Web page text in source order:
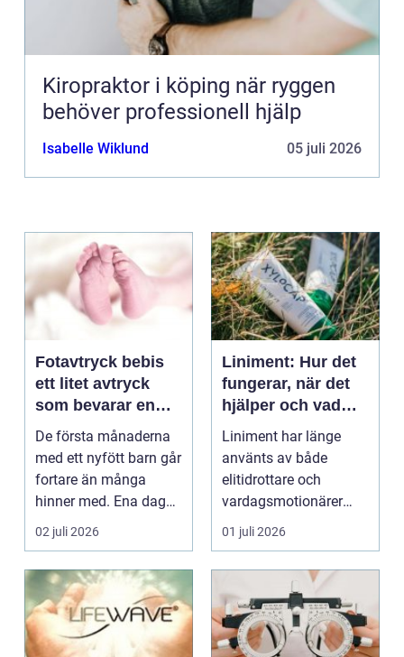
Kiropraktor i köping när ryggen
behöver professionell hjälp
Isabelle Wiklund 05 juli 2026
Fotavtryck bebis
ett litet avtryck
som bevarar en
stor stund
De första månaderna
med ett nyfött barn går
fortare än många
hinner med. Ena dagen
ryms hela foten i...
02 juli 2026
Liniment: Hur det
fungerar, när det
hjälper och vad
man bör tänka på
Liniment har länge
använts av både
elitidrottare och
vardagsmotionärer
för...
01 juli 2026